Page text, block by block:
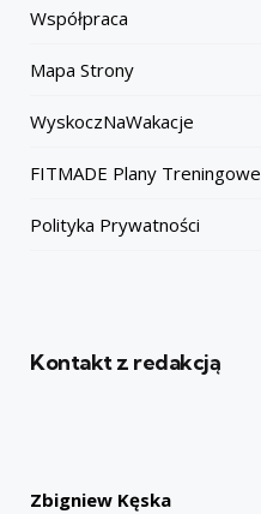
Współpraca
Mapa Strony
WyskoczNaWakacje
FITMADE Plany Treningowe
Polityka Prywatności
Kontakt z redakcją
Zbigniew Kęska